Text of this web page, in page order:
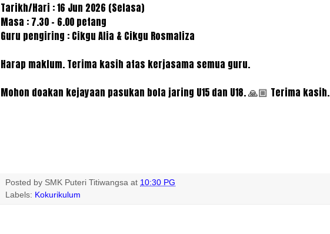
Tarikh/Hari : 16 Jun 2026 (Selasa)
Masa : 7.30 - 6.00 petang
Guru pengiring : Cikgu Alia & Cikgu Rosmaliza
Harap maklum. Terima kasih atas kerjasama semua guru.
Mohon doakan kejayaan pasukan bola jaring U15 dan U18. 🙏🏼 Terima kasih.
Posted by SMK Puteri Titiwangsa at 10:30 PG
Labels: Kokurikulum